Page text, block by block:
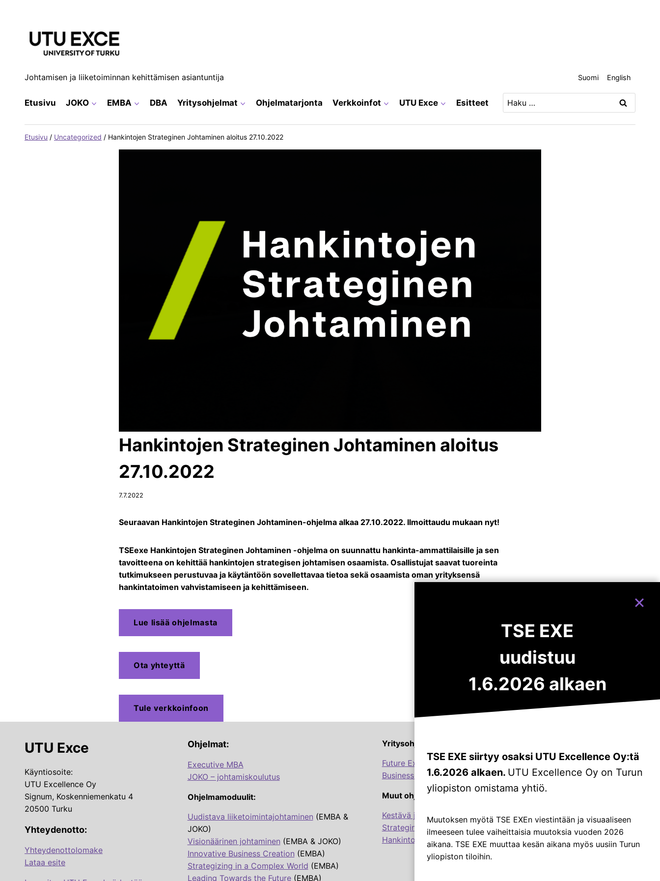
Johtamisen ja liiketoiminnan kehittämisen asiantuntija Suomi English
Etusivu JOKO EMBA DBA Yritysohjelmat Ohjelmatarjonta Verkkoinfot UTU Exce Esitteet Haku:
Etusivu / Uncategorized / Hankintojen Strateginen Johtaminen aloitus 27.10.2022
Hankintojen Strateginen Johtaminen aloitus
27.10.2022
7.7.2022
Seuraavan Hankintojen Strateginen Johtaminen-ohjelma alkaa 27.10.2022. Ilmoittaudu mukaan nyt!
TSEexe Hankintojen Strateginen Johtaminen -ohjelma on suunnattu hankinta-ammattilaisille ja sen
tavoitteena on kehittää hankintojen strategisen johtamisen osaamista. Osallistujat saavat tuoreinta
tutkimukseen perustuvaa ja käytäntöön sovellettavaa tietoa sekä osaamista oman yrityksensä
hankintatoimen vahvistamiseen ja kehittämiseen.
Lue lisää ohjelmasta
Ota yhteyttä
Tule verkkoinfoon
UTU Exce
Käyntiosoite:
UTU Excellence Oy
Signum, Koskenniemenkatu 4
20500 Turku
Yhteydenotto:
Yhteydenottolomake
Lataa esite
Ohjelmat:
Executive MBA
JOKO – johtamiskoulutus
Ohjelmamoduulit:
Uudistava liiketoimintajohtaminen (EMBA &
JOKO)
Visionäärinen johtaminen (EMBA & JOKO)
Innovative Business Creation (EMBA)
Strategizing in a Complex World (EMBA)
Leading Towards the Future(EMBA)
Yritysohjelmat
Future Excellence (FE)
Business Talent Academy (BTA)
Muut ohjelmat:
Kestävä johtaminen ja liiketoiminta
Strateginen ennakoinnin johtaminen
Hankintojen strateginen johtaminen
TSE EXE
uudistuu
1.6.2026 alkaen
TSE EXE siirtyy osaksi UTU Excellence Oy:tä
1.6.2026 alkaen. UTU Excellence Oy on Turun
yliopiston omistama yhtiö.
Muutoksen myötä TSE EXEn viestintään ja visuaaliseen
ilmeeseen tulee vaiheittaisia muutoksia vuoden 2026
aikana. TSE EXE muuttaa kesän aikana myös uusiin Turun
yliopiston tiloihin.